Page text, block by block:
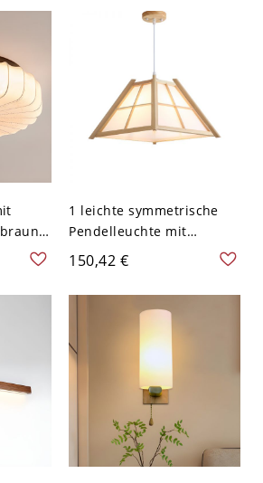
Lampenkorpus - 110V-
Optik -
1 leichte symmetrische
Pendelleuchte mit
Holzschirm für den
Wohnbereich, direkt
verdrahtet, elektrisch
betrieben - 110V-120V
150,42 €